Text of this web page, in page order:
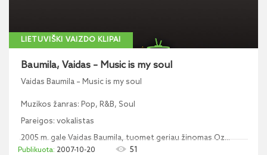
LIETUVIŠKI VAIZDO KLIPAI
Baumila, Vaidas – Music is my soul
Vaidas Baumila – Music is my soul
Muzikos žanras: Pop, R&B, Soul
Pareigos: vokalistas
2005 m. gale Vaidas Baumila, tuomet geriau žinomas Oz...
2007-10-20 51